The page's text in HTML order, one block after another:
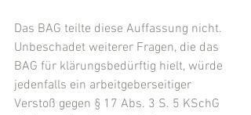
Das BAG teilte diese Auffassung nicht.
Unbeschadet weiterer Fragen, die das
BAG für klärungsbedürftig hielt, würde
jedenfalls ein arbeitgeberseitiger
Verstoß gegen § 17 Abs. 3 S. 5 KSchG